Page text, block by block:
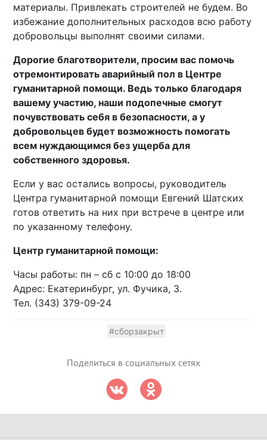
материалы. Привлекать строителей не будем. Во
избежание дополнительных расходов всю работу
добровольцы выполнят своими силами.
Дорогие благотворители, просим вас помочь
отремонтировать аварийный пол в Центре
гуманитарной помощи. Ведь только благодаря
вашему участию, наши подопечные смогут
почувствовать себя в безопасности, а у
добровольцев будет возможность помогать
всем нуждающимся без ущерба для
собственного здоровья.
Если у вас остались вопросы, руководитель
Центра гуманитарной помощи Евгений Шатских
готов ответить на них при встрече в центре или
по указанному телефону.
Центр гуманитарной помощи:
Часы работы: пн – сб с 10:00 до 18:00
Адрес: Екатеринбург, ул. Фучика, 3.
Тел. (343) 379-09-24
#сборзакрыт
Поделиться в социальных сетях